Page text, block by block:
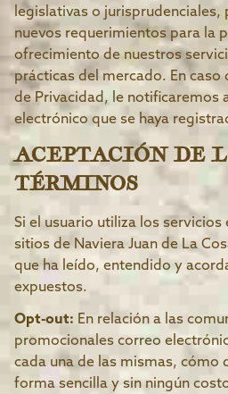
legislativas o jurisprudenciales,
nuevos requerimientos para la
ofrecimiento de nuestros
prácticas del mercado. En caso
de Privacidad, le notificaremos
electrónico que se haya
ACEPTACIÓN DE
TÉRMINOS
Si el usuario utiliza los servicios
sitios de Naviera Juan de La
que ha leído, entendido y
expuestos.
Opt-out: En relación a las
promocionales correo
cada una de las mismas, cómo
forma sencilla y sin ningún